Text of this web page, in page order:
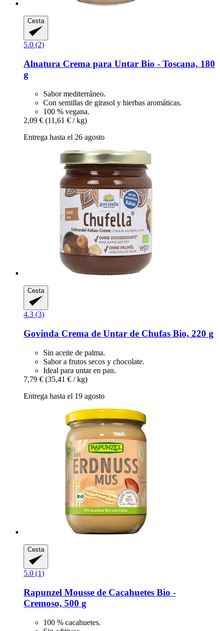
Cesta
5.0 (2)
Alnatura Crema para Untar Bio -​ Toscana, 180
g
Sabor mediterráneo.
Con semillas de girasol y hierbas aromáticas.
100 % vegana.
2,09 € (11,61 € / kg)
Entrega hasta el 26 agosto
Cesta
4.3 (3)
Govinda Crema de Untar de Chufas Bio, 220 g
Sin aceite de palma.
Sabor a frutos secos y chocolate.
Ideal para untar en pan.
7,79 € (35,41 € / kg)
Entrega hasta el 19 agosto
Cesta
5.0 (1)
Rapunzel Mousse de Cacahuetes Bio -​
Cremoso, 500 g
100 % cacahuetes.